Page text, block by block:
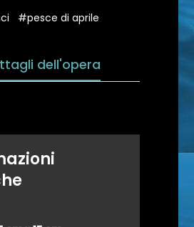
#pesce di aprile
dell'opera